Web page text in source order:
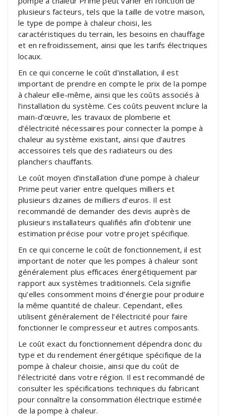
plusieurs facteurs, tels que la taille de votre maison,
le type de pompe à chaleur choisi, les
caractéristiques du terrain, les besoins en chauffage
et en refroidissement, ainsi que les tarifs électriques
locaux.
En ce qui concerne le coût d’installation, il est
important de prendre en compte le prix de la pompe
à chaleur elle-même, ainsi que les coûts associés à
l’installation du système. Ces coûts peuvent inclure la
main-d’œuvre, les travaux de plomberie et
d’électricité nécessaires pour connecter la pompe à
chaleur au système existant, ainsi que d’autres
accessoires tels que des radiateurs ou des
planchers chauffants.
Le coût moyen d’installation d’une pompe à chaleur
Prime peut varier entre quelques milliers et
plusieurs dizaines de milliers d’euros. Il est
recommandé de demander des devis auprès de
plusieurs installateurs qualifiés afin d’obtenir une
estimation précise pour votre projet spécifique.
En ce qui concerne le coût de fonctionnement, il est
important de noter que les pompes à chaleur sont
généralement plus efficaces énergétiquement par
rapport aux systèmes traditionnels. Cela signifie
qu’elles consomment moins d’énergie pour produire
la même quantité de chaleur. Cependant, elles
utilisent généralement de l’électricité pour faire
fonctionner le compresseur et autres composants.
Le coût exact du fonctionnement dépendra donc du
type et du rendement énergétique spécifique de la
pompe à chaleur choisie, ainsi que du coût de
l’électricité dans votre région. Il est recommandé de
consulter les spécifications techniques du fabricant
pour connaître la consommation électrique estimée
de la pompe à chaleur.